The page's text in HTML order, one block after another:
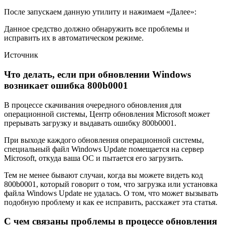
После запускаем данную утилиту и нажимаем «Далее»:
Данное средство должно обнаружить все проблемы и
исправить их в автоматическом режиме.
Источник
Что делать, если при обновлении Windows
возникает ошибка 800b0001
В процессе скачивания очередного обновления для
операционной системы, Центр обновления Microsoft может
прерывать загрузку и выдавать ошибку 800b0001.
При выходе каждого обновления операционной системы,
специальный файл Windows Update помещается на сервер
Microsoft, откуда ваша ОС и пытается его загрузить.
Тем не менее бывают случаи, когда вы можете видеть код
800b0001, который говорит о том, что загрузка или установка
файла Windows Update не удалась. О том, что может вызывать
подобную проблему и как ее исправить, расскажет эта статья.
С чем связаны проблемы в процессе обновления